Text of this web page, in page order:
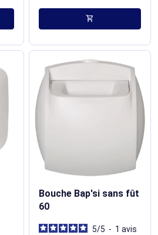
shopping_cart
Bouche Bap'si sans fût
60
5/5 - 1 avis